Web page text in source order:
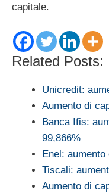
capitale.
Related Posts:
Unicredit:
Aumento di
Banca Ifis:
99,866%
Enel:
Tiscali:
Aumento di